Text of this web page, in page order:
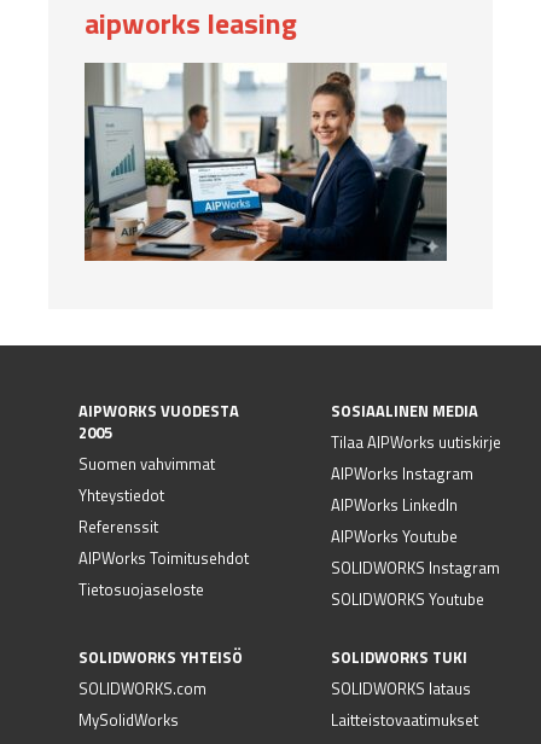
aipworks leasing
AIPWORKS VUODESTA
2005
Suomen vahvimmat
Yhteystiedot
Referenssit
AIPWorks Toimitusehdot
Tietosuojaseloste
SOSIAALINEN MEDIA
Tilaa AIPWorks uutiskirje
AIPWorks Instagram
AIPWorks LinkedIn
AIPWorks Youtube
SOLIDWORKS Instagram
SOLIDWORKS Youtube
SOLIDWORKS YHTEISÖ
SOLIDWORKS.com
MySolidWorks
SOLIDWORKS TUKI
SOLIDWORKS lataus
Laitteistovaatimukset